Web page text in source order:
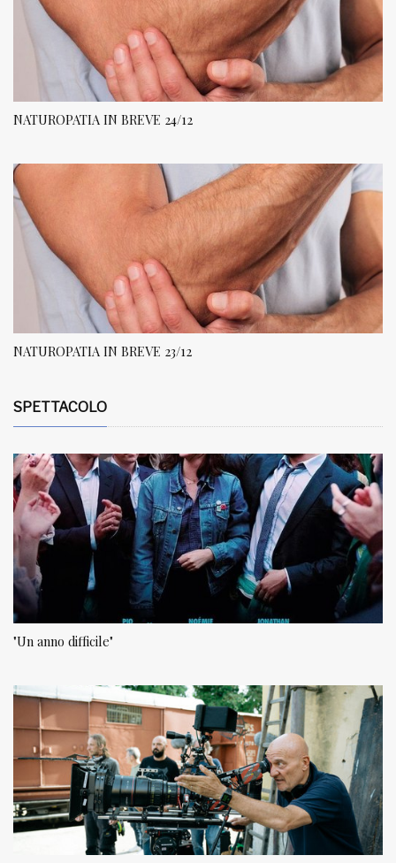
NATUROPATIA IN BREVE 24/12
NATUROPATIA IN BREVE 23/12
SPETTACOLO
"Un anno difficile"